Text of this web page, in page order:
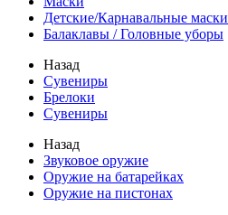
Детские/Карнавальные маски
Балаклавы / Головные уборы
Назад
Сувениры
Брелоки
Сувениры
Назад
Звуковое оружие
Оружие на батарейках
Оружие на пистонах